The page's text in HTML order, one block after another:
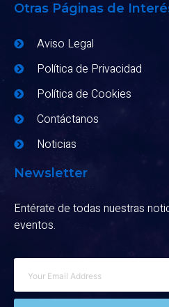
Otras Páginas de
Aviso Legal
Política de Privacidad
Política de Cookies
Contáctanos
Noticias
Newsletter
Entérate de todas nuestras
eventos.